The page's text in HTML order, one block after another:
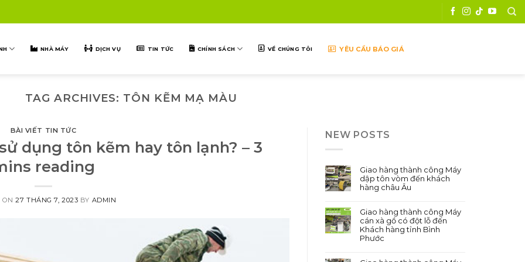
NHÀ MÁY DỊCH VỤ TIN TỨC CHÍNH SÁCH VỀ CHÚNG TÔI YÊU CẦU BÁO GIÁ
TAG ARCHIVES: TÔN KẼM MẠ MÀU
BÀI VIẾT TIN TỨC
dụng tôn kẽm hay tôn lạnh? – 3
reading
ON27 THÁNG 7, 2023 BY ADMIN
NEW POSTS
Giao hàng thành công Máy
dập tôn vòm đến khách
hàng châu Âu
Giao hàng thành công Máy
cán xà gồ có đột lỗ đến
Khách hàng tỉnh Bình
Phước